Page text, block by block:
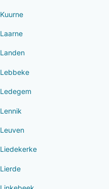
Kuurne
Laarne
Landen
Lebbeke
Ledegem
Lennik
Leuven
Liedekerke
Lierde